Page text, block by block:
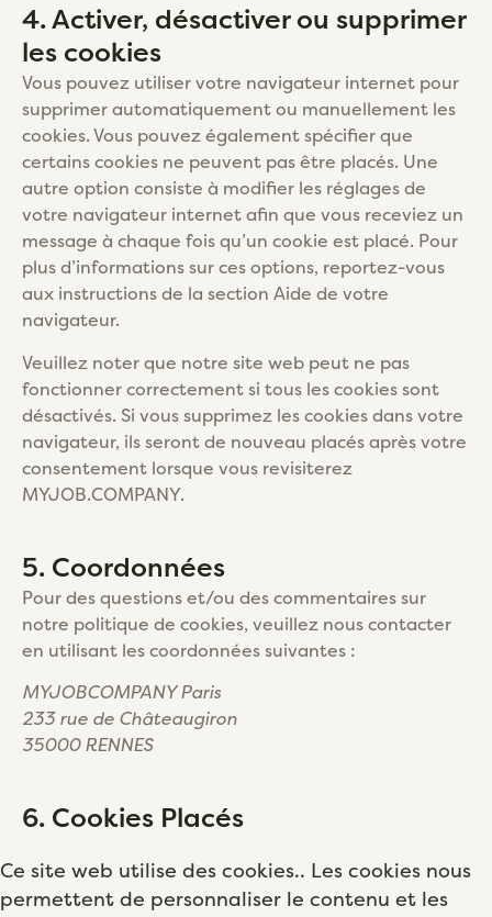
4. Activer, désactiver ou supprimer
les cookies
Vous pouvez utiliser votre navigateur internet pour
supprimer automatiquement ou manuellement les
cookies. Vous pouvez également spécifier que
certains cookies ne peuvent pas être placés. Une
autre option consiste à modifier les réglages de
votre navigateur internet afin que vous receviez un
message à chaque fois qu’un cookie est placé. Pour
plus d’informations sur ces options, reportez-vous
aux instructions de la section Aide de votre
navigateur.
Veuillez noter que notre site web peut ne pas
fonctionner correctement si tous les cookies sont
désactivés. Si vous supprimez les cookies dans votre
navigateur, ils seront de nouveau placés après votre
consentement lorsque vous revisiterez
MYJOB.COMPANY.
5. Coordonnées
Pour des questions et/ou des commentaires sur
notre politique de cookies, veuillez nous contacter
en utilisant les coordonnées suivantes :
MYJOBCOMPANY Paris
233 rue de Châteaugiron
35000 RENNES
6. Cookies Placés
Ce site web utilise des cookies.. Les cookies nous
permettent de personnaliser le contenu et les